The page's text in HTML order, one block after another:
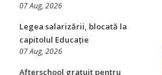
07 Aug, 2026
Legea salarizării, blocată la
capitolul Educație
07 Aug, 2026
Afterschool gratuit pentru